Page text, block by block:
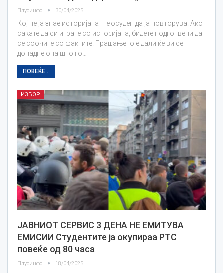
Плусинфо 30/04/2025
Кој не ја знае историјата – е осуден да ја повторува. Ако
сакате да си играте со историјата, бидете подготвени да
се соочите со фактите. Прашањето е дали ќе ви се
допадне она што го…
ПОВЕЌЕ...
ИЗБОР
ЈАВНИОТ СЕРВИС 3 ДЕНА НЕ ЕМИТУВА
ЕМИСИИ Студентите ја окупираа РТС
повеќе од 80 часа
Плусинфо 18/04/2025